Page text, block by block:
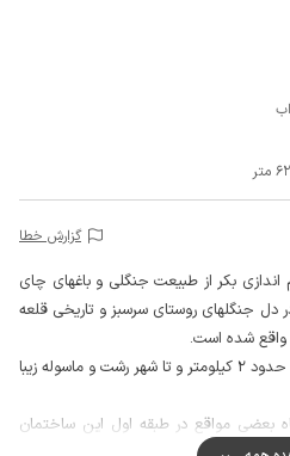
گزارش خطا
اندازی بکر از طبیعت جنگلی و باغهای چای
جنگلهای روستای سرسبز و تاریخی قلعه
فاصله این ویلا تا روستای زیبای فوشه حدود 2 کیلومتر و تا شهر رشت و ماسوله زیبا
بعضی مواقع در طبقه اول این ساختمان